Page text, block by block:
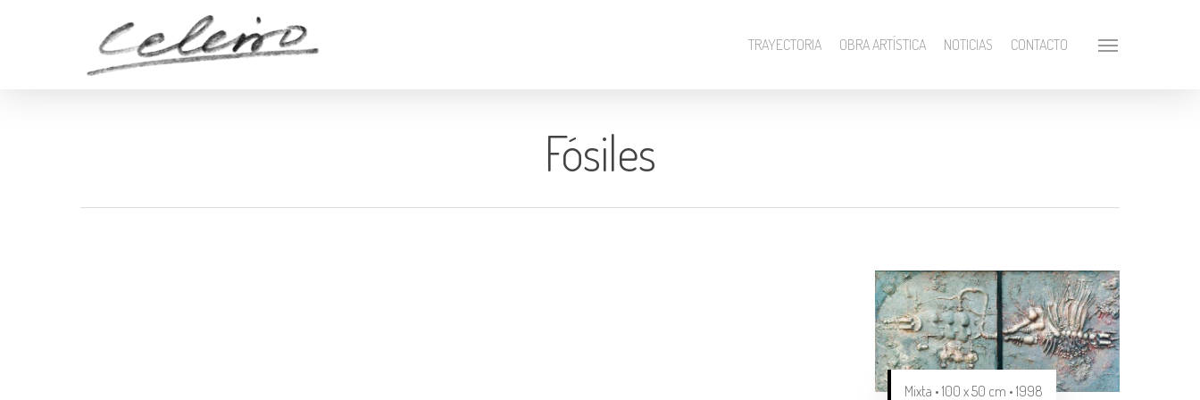
TRAYECTORIA OBRA ARTÍSTICA NOTICIAS CONTACTO
Fósiles
Mixta • 100 x 50 cm • 1998